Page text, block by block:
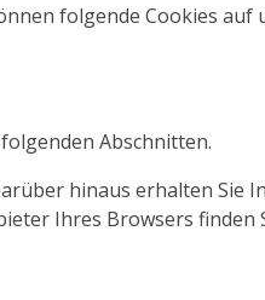
folgende Cookies auf
Abschnitten.
hinaus erhalten Sie
Ihres Browsers finden